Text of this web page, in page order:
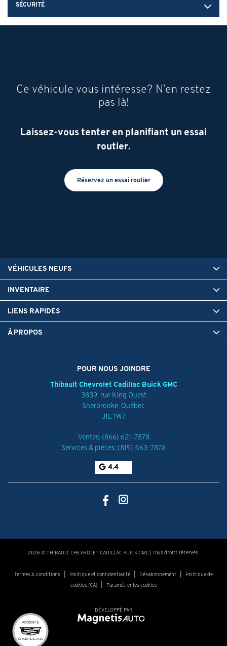
SÉCURITÉ
Ce véhicule vous intéresse? N’en restez
pas là!
Laissez-vous tenter en planifiant un essai
routier.
Réservez un essai routier
POUR NOUS JOINDRE
Thibault Chevrolet Cadillac Buick GMC
3839, rue King Ouest
Sherbrooke, Québec
J1L 1W7
Ventes: (866) 621-7878
Services & pièces: (819) 563-7878
4.4
VÉHICULES NEUFS
INVENTAIRE
LIENS RAPIDES
À PROPOS
2026 © THIBAULT CHEVROLET CADILLAC BUICK GMC | Tous droits réservés.
Termes & conditions | Politique et confidentialité | Désabonnement |
Politique de
cookies (CA)| Paramétrer les cookies
DÉVELOPPÉ PAR